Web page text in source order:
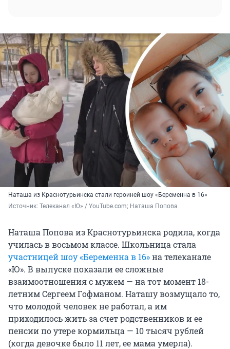
Наташа из Краснотурьинска стали героиней шоу «Беременна в 16»
Источник: Телеканал «Ю» / YouTube.com; Наташа Попова
Наташа Попова из Краснотурьинска родила, когда
училась в восьмом классе. Школьница стала
участницей шоу «Беременна в 16»на телеканале
«Ю». В выпуске показали ее сложные
взаимоотношения с мужем — на тот момент 18-
летним Сергеем Гофманом. Наташу возмущало то,
что молодой человек не работал, а им
приходилось жить за счет родственников и ее
пенсии по утере кормильца — 10 тысяч рублей
(когда девочке было 11 лет, ее мама умерла).